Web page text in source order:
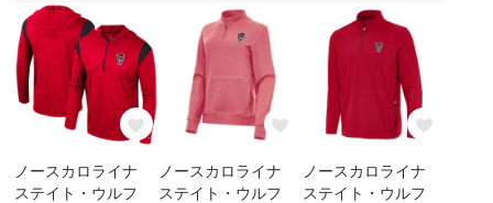
ノースカロライナ
ステイト・ウルフ
ノースカロライナ
ステイト・ウルフ
ノースカロライナ
ステイト・ウルフ